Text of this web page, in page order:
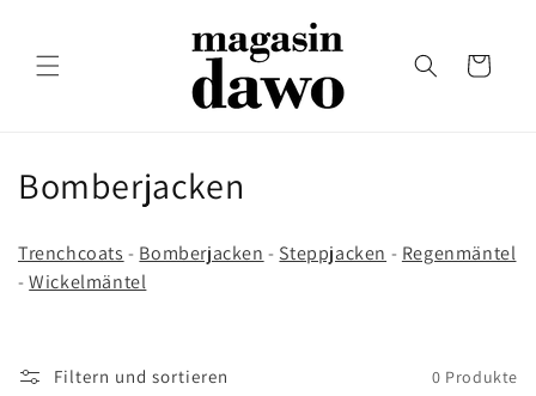
Warenkorb
K
t
g
Bomberjacken
Trenchcoats - Bomberjacken - Steppjacken - Regenmäntel
-Wickelmäntel
Filtern und sortieren 0 Produkte